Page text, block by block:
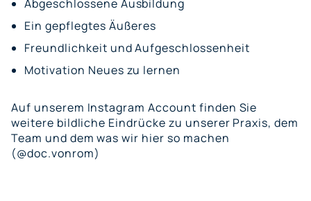
Abgeschlossene Ausbildung
Ein gepflegtes Äußeres
Freundlichkeit und Aufgeschlossenheit
Motivation Neues zu lernen
Auf unserem Instagram Account finden Sie
weitere bildliche Eindrücke zu unserer Praxis, dem
Team und dem was wir hier so machen
(@doc.vonrom)